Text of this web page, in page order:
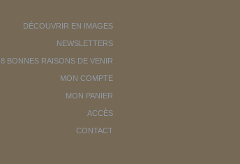
DÉCOUVRIR EN IMAGES
NEWSLETTERS
8 BONNES RAISONS DE VENIR
MON COMPTE
MON PANIER
ACCÈS
CONTACT